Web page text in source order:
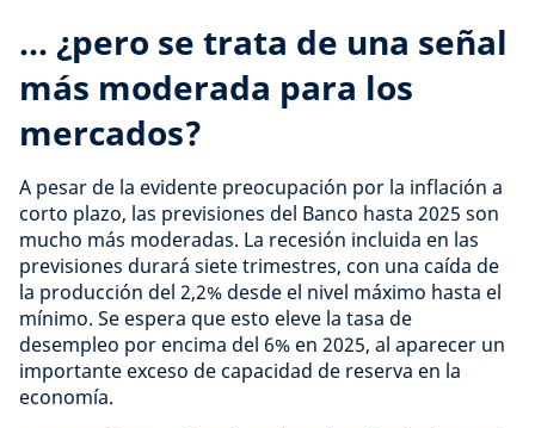
... ¿pero se trata de una señal
más moderada para los
mercados?
A pesar de la evidente preocupación por la inflación a
corto plazo, las previsiones del Banco hasta 2025 son
mucho más moderadas. La recesión incluida en las
previsiones durará siete trimestres, con una caída de
la producción del 2,2% desde el nivel máximo hasta el
mínimo. Se espera que esto eleve la tasa de
desempleo por encima del 6% en 2025, al aparecer un
importante exceso de capacidad de reserva en la
economía.